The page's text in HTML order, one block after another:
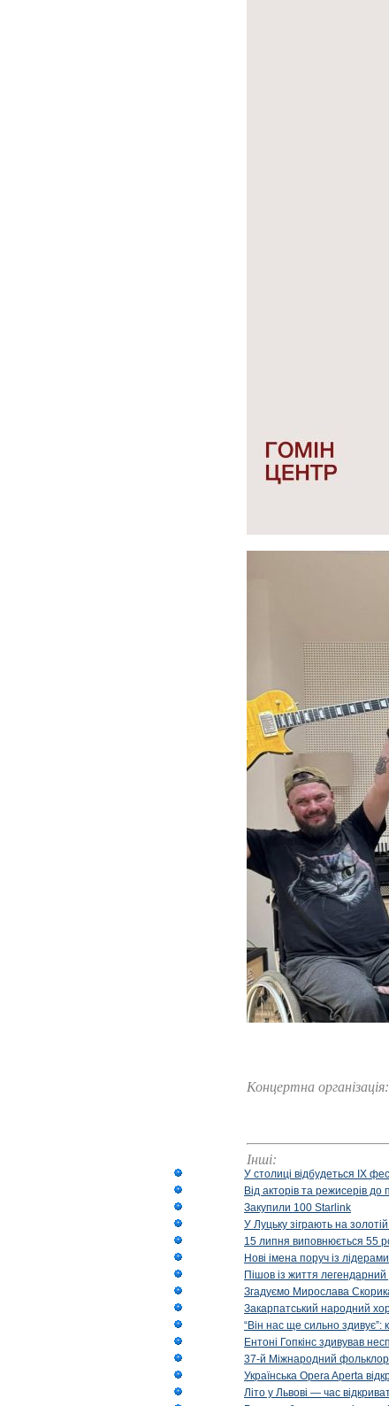
Концертна організація:
Інші:
У столиці відбудеться IX
Від акторів та режисерів до
Закупили 100 Starlink
У Луцьку зіграють на
15 липня виповнюється 55
Нові імена поруч із
Пішов із життя
Згадуємо Мирослава
Закарпатський народний
“Він нас ще сильно здивує”:
Ентоні Гопкінс здивував
37-й Міжнародний
Українська Opera Aperta
Літо у Львові — час